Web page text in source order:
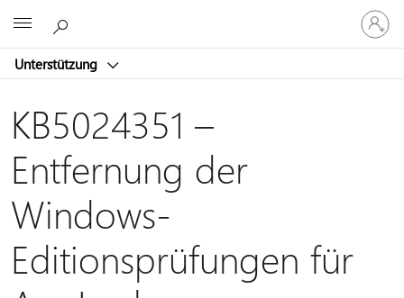
Unterstützung
Bei
Ihrem
Konto
KB5024351 –
Entfernung der
Windows-
Editionsprüfungen für